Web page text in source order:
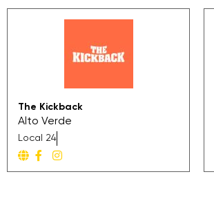
The Kickback
Alto Verde
Local 24